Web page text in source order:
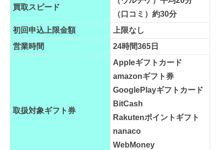
買取スピード
（口コミ）約30分
初回申込上限金額
上限なし
営業時間
24時間365日
取扱対象ギフト券
Appleギフトカード
amazonギフト券
GooglePlayギフトカード
BitCash
Rakutenポイントギフト
nanaco
WebMoney